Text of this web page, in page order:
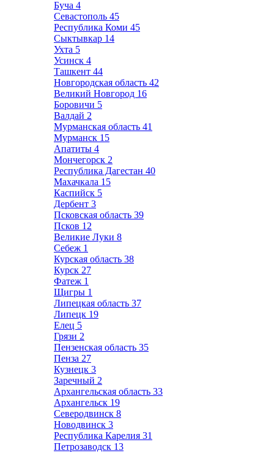
Буча 4
Севастополь 45
Республика Коми 45
Сыктывкар 14
Ухта 5
Усинск 4
Ташкент 44
Новгородская область 42
Великий Новгород 16
Боровичи 5
Валдай 2
Мурманская область 41
Мурманск 15
Апатиты 4
Мончегорск 2
Республика Дагестан 40
Махачкала 15
Каспийск 5
Дербент 3
Псковская область 39
Псков 12
Великие Луки 8
Себеж 1
Курская область 38
Курск 27
Фатеж 1
Щигры 1
Липецкая область 37
Липецк 19
Елец 5
Грязи 2
Пензенская область 35
Пенза 27
Кузнецк 3
Заречный 2
Архангельская область 33
Архангельск 19
Северодвинск 8
Новодвинск 3
Республика Карелия 31
Петрозаводск 13